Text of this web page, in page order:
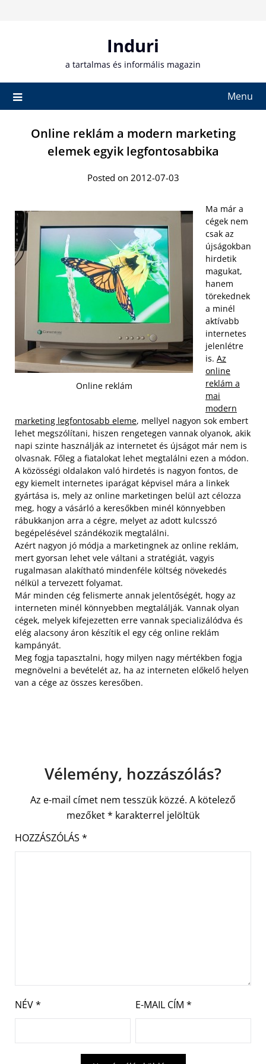
Induri
a tartalmas és informális magazin
Menu
Online reklám a modern marketing
elemek egyik legfontosabbika
Posted on 2012-07-03
Online reklám
Ma már a
cégek nem
csak az
újságokban
hirdetik
magukat,
hanem
törekednek
a minél
aktívabb
internetes
jelenlétre
is. Az
online
reklám a
mai
modern
marketing legfontosabb eleme, mellyel nagyon sok embert
lehet megszólítani, hiszen rengetegen vannak olyanok, akik
napi szinte használják az internetet és újságot már nem is
olvasnak. Főleg a fiatalokat lehet megtalálni ezen a módon.
A közösségi oldalakon való hirdetés is nagyon fontos, de
egy kiemelt internetes iparágat képvisel mára a linkek
gyártása is, mely az online marketingen belül azt célozza
meg, hogy a vásárló a keresőkben minél könnyebben
rábukkanjon arra a cégre, melyet az adott kulcsszó
begépelésével szándékozik megtalálni.
Azért nagyon jó módja a marketingnek az online reklám,
mert gyorsan lehet vele váltani a stratégiát, vagyis
rugalmasan alakítható mindenféle költség növekedés
nélkül a tervezett folyamat.
Már minden cég felismerte annak jelentőségét, hogy az
interneten minél könnyebben megtalálják. Vannak olyan
cégek, melyek kifejezetten erre vannak specializálódva és
elég alacsony áron készítik el egy cég online reklám
kampányát.
Meg fogja tapasztalni, hogy milyen nagy mértékben fogja
megnövelni a bevételét az, ha az interneten előkelő helyen
van a cége az összes keresőben.
Vélemény, hozzászólás?
Az e-mail címet nem tesszük közzé. A kötelező
mezőket* karakterrel jelöltük
HOZZÁSZÓLÁS *
NÉV* E-MAIL CÍM *